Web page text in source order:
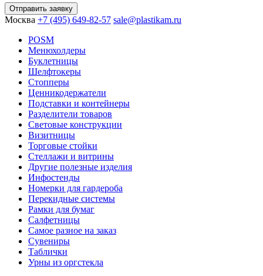
Отправить заявку
Москва +7 (495) 649-82-57 sale@plastikam.ru
POSM
Менюхолдеры
Буклетницы
Шелфтокеры
Стопперы
Ценникодер­жа­те­ли
Подставки и контейнеры
Разделители товаров
Световые конструкции
Визитницы
Торговые стойки
Cтеллажи и витрины
Другие полезные изделия
Инфостенды
Номерки для гардероба
Перекидные системы
Рамки для бумаг
Салфетницы
Самое разное на заказ
Сувениры
Таблички
Урны из оргстекла